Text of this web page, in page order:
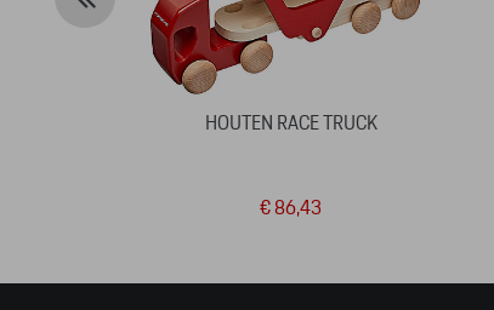
HOUTEN RACE TRUCK
€ 86,43